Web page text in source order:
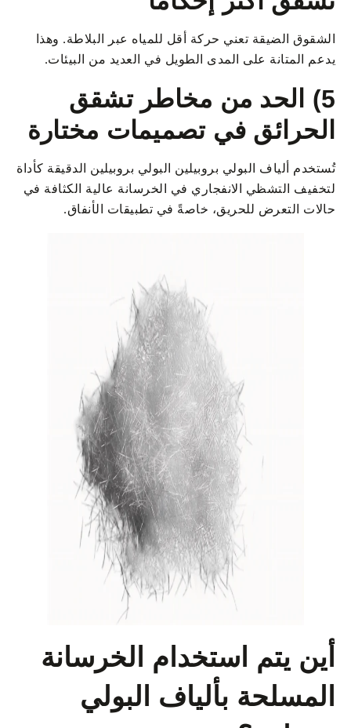
الشقوق الضيقة تعني حركة أقل للمياه عبر البلاطة. وهذا
يدعم المتانة على المدى الطويل في العديد من البيئات.
5) الحد من مخاطر تشقق
الحرائق في تصميمات مختارة
تُستخدم ألياف البولي بروبيلين البولي بروبيلين الدقيقة كأداة
لتخفيف التشظي الانفجاري في الخرسانة عالية الكثافة في
حالات التعرض للحريق، خاصةً في تطبيقات الأنفاق.
أين يتم استخدام الخرسانة
المسلحة بألياف البولي